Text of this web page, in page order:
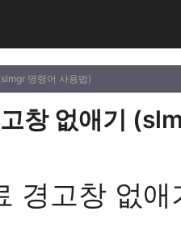
명령어 사용법)
창 없애기
경고창 없